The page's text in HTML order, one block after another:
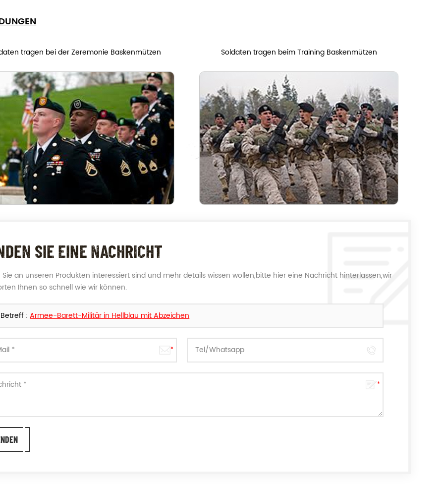
tragen bei der Zeremonie Baskenmützen Soldaten tragen beim Training Baskenmützen
SIE EINE NACHRICHT
Sie an unseren Produkten interessiert sind und mehr details wissen wollen,bitte hier eine Nachricht hinterlassen,wir
Ihnen so schnell wie wir können.
Betreff :Armee-Barett-Militär in Hellblau mit Abzeichen